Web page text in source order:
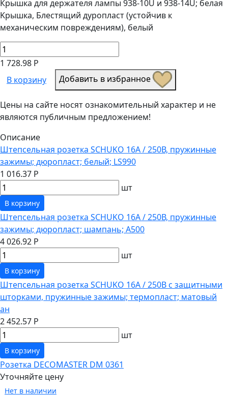
Крышка для держателя лампы 938-10U и 938-14U; белая
Kрышка, Блестящий дуропласт (устойчив к
механическим повреждениям), белый
1 728.98 Р
В корзину
Добавить в избранное
Цены на сайте носят ознакомительный характер и не
являются публичным предложением!
Описание
Штепсельная розетка SCHUKO 16А / 250В, пружинные
зажимы; дюропласт; белый; LS990
1 016.37 Р
шт
В корзину
Штепсельная розетка SCHUKO 16А / 250В, пружинные
зажимы; дюропласт; шампань; A500
4 026.92 Р
шт
В корзину
Штепсельная розетка SCHUKO 16А / 250В с защитными
шторками, пружинные зажимы; термопласт; матовый
ан
2 452.57 Р
шт
В корзину
Розетка DECOMASTER DM 0361
Уточняйте цену
Нет в наличии